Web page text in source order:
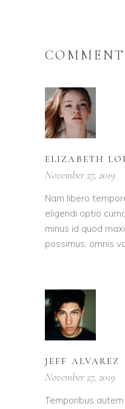
ELIZABETH
November 27, 2019
Nam libero
eligendi optio
minus id quod
possimus, omnis
JEFF ALVAREZ
November 27, 2019
Temporibus